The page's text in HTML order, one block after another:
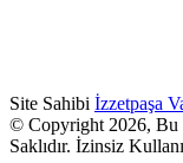
Site Sahibi İzzetpaşa
© Copyright 2026, Bu
Saklıdır. İzinsiz